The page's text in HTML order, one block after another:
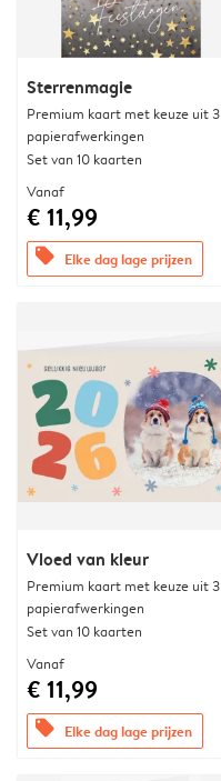
Sterrenmagie
Premium kaart met keuze uit 3
papierafwerkingen
Set van 10 kaarten
Vanaf
€ 11,99
offers Elke dag lage prijzen
Vloed van kleur
Premium kaart met keuze uit 3
papierafwerkingen
Set van 10 kaarten
Vanaf
€ 11,99
offers Elke dag lage prijzen